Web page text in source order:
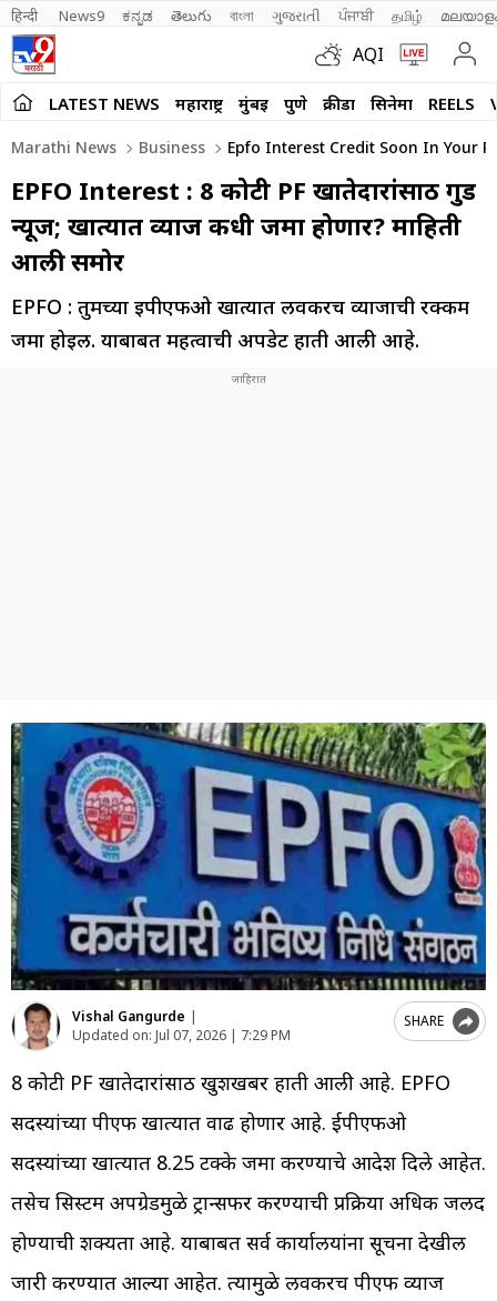
हिन्दी News9 ಕನ್ನಡ తెలుగు বাংলা ગુજરાતી ਪੰਜਾਬੀ தமிழ்
AQI
LATEST NEWS महाराष्ट्र मुंबई पुणे क्रीडा सिनेमा REELS
Marathi News Business Epfo Interest Credit Soon In Your
EPFO Interest : 8 कोटी PF खातेदारांसाठी गुड
न्यूज; खात्यात व्याज कधी जमा होणार? माहिती
आली समोर
EPFO : तुमच्या ईपीएफओ खात्यात लवकरच व्याजाची रक्कम
जमा होईल. याबाबत महत्वाची अपडेट हाती आली आहे.
Vishal Gangurde |
Updated on: Jul 07, 2026 | 7:29 PM
SHARE
8 कोटी PF खातेदारांसाठी खुशखबर हाती आली आहे. EPFO
सदस्यांच्या पीएफ खात्यात वाढ होणार आहे. ईपीएफओ
सदस्यांच्या खात्यात 8.25 टक्के जमा करण्याचे आदेश दिले आहेत.
तसेच सिस्टम अपग्रेडमुळे ट्रान्सफर करण्याची प्रक्रिया अधिक जलद
होण्याची शक्यता आहे. याबाबत सर्व कार्यालयांना सूचना देखील
जारी करण्यात आल्या आहेत. त्यामुळे लवकरच पीएफ व्याज